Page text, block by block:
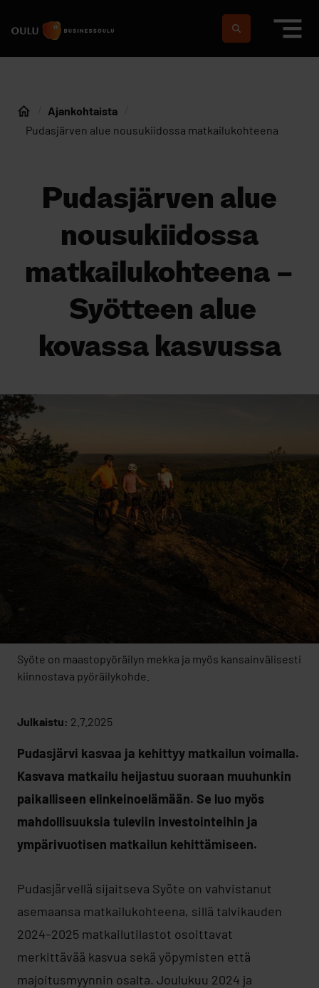
Etusivulle
Suomeksi
In english
Etusivu
Ajankohtaista
Pudasjärven alue nousukiidossa matkailukohteena
Pudasjärven alue
nousukiidossa
matkailukohteena –
Syötteen alue
kovassa kasvussa
Syöte on maastopyöräilyn mekka ja myös kansainvälisesti
kiinnostava pyöräilykohde.
Julkaistu: 2.7.2025
Pudasjärvi kasvaa ja kehittyy matkailun voimalla.
Kasvava matkailu heijastuu suoraan muuhunkin
paikalliseen elinkeinoelämään. Se luo myös
mahdollisuuksia tuleviin investointeihin ja
ympärivuotisen matkailun kehittämiseen.
Pudasjärvellä sijaitseva Syöte on vahvistanut
asemaansa matkailukohteena, sillä talvikauden
2024–2025 matkailutilastot osoittavat
merkittävää kasvua sekä yöpymisten että
majoitusmyynnin osalta. Joulukuu 2024 ja